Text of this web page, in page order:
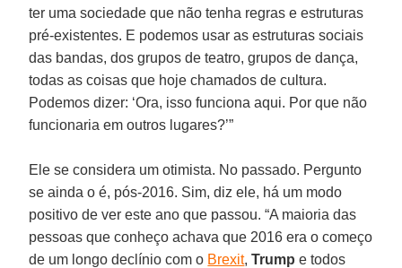
ter uma sociedade que não tenha regras e estruturas
pré-existentes. E podemos usar as estruturas sociais
das bandas, dos grupos de teatro, grupos de dança,
todas as coisas que hoje chamados de cultura.
Podemos dizer: ‘Ora, isso funciona aqui. Por que não
funcionaria em outros lugares?’”
Ele se considera um otimista. No passado. Pergunto
se ainda o é, pós-2016. Sim, diz ele, há um modo
positivo de ver este ano que passou. “A maioria das
pessoas que conheço achava que 2016 era o começo
de um longo declínio com o Brexit,Trump e todos